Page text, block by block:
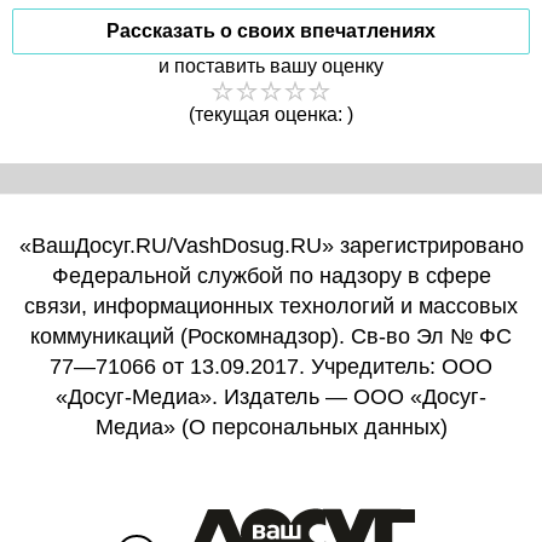
Рассказать о своих впечатлениях
и поставить вашу оценку
(текущая оценка: )
«ВашДосуг.RU/VashDosug.RU» зарегистрировано
Федеральной службой по надзору в сфере
связи, информационных технологий и массовых
коммуникаций (Роскомнадзор). Св-во Эл № ФС
77—71066 от 13.09.2017. Учредитель: ООО
«Досуг-Медиа». Издатель — ООО «Досуг-
Медиа» (О персональных данных)